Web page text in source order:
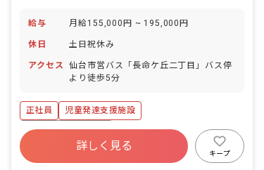
給与 月給155,000円 ~ 195,000円
休日 土日祝休み
アクセス
仙台市営バス「長命ケ丘二丁目」バス停
より徒歩5分
正社員
児童発達支援施設
ボーナス・賞与あり
寮・住宅・家賃補助あり
社会保険完備
詳しく見る
キープ